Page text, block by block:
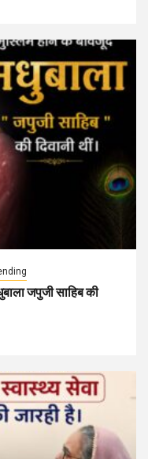
जपुजी साहिब की